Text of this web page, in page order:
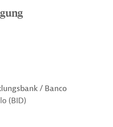
/ Banco
(BID)